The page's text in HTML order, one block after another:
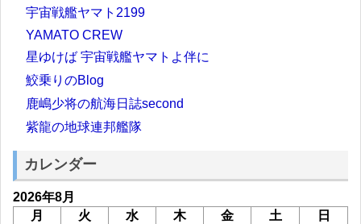
宇宙戦艦ヤマト2199
YAMATO CREW
星ゆけば 宇宙戦艦ヤマトよ伴に
鮫乗りのBlog
鹿嶋少将の航海日誌second
紫龍の地球連邦艦隊
カレンダー
2026年8月
月
火 水 木 金 土
日